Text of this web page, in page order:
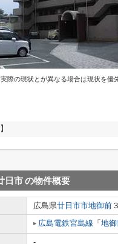
際の現状とが異なる場合は現状を優
日市の物件概要
広島県廿日市市地御前
広島電鉄宮島線 「 地
-